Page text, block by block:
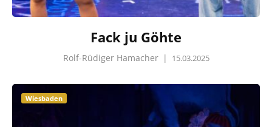
Fack ju Göhte
Rolf-Rüdiger Hamacher | 15.03.2025
Wiesbaden